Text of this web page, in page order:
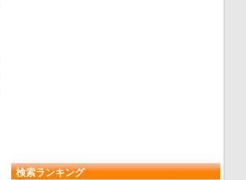
検索ランキング